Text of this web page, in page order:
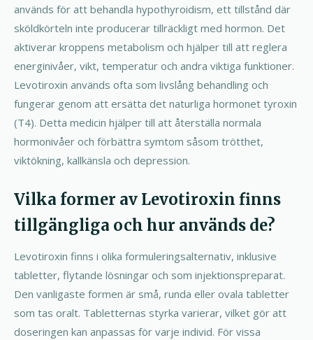
används för att behandla hypothyroidism, ett tillstånd där
sköldkörteln inte producerar tillräckligt med hormon. Det
aktiverar kroppens metabolism och hjälper till att reglera
energinivåer, vikt, temperatur och andra viktiga funktioner.
Levotiroxin används ofta som livslång behandling och
fungerar genom att ersätta det naturliga hormonet tyroxin
(T4). Detta medicin hjälper till att återställa normala
hormonivåer och förbättra symtom såsom trötthet,
viktökning, kallkänsla och depression.
Vilka former av Levotiroxin finns
tillgängliga och hur används de?
Levotiroxin finns i olika formuleringsalternativ, inklusive
tabletter, flytande lösningar och som injektionspreparat.
Den vanligaste formen är små, runda eller ovala tabletter
som tas oralt. Tabletternas styrka varierar, vilket gör att
doseringen kan anpassas för varje individ. För vissa